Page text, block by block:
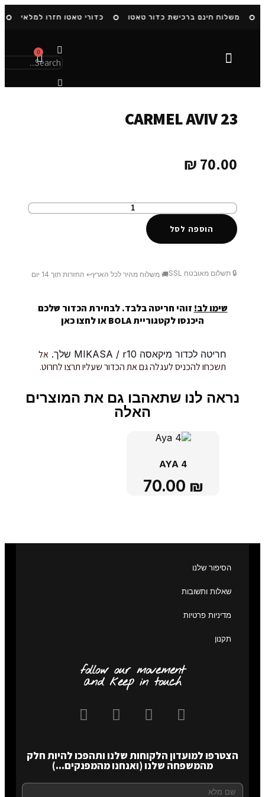
משלוח חינם ברכישת כדור טאטו כדורי טאטו חזרו למלאי
0
CARMEL AVIV 23
70.00
₪
הוספה לסל
🔒 תשלום מאובטח SSL 🚚 משלוח מהיר לכל הארץ↩️ החזרות תוך 14 יום
שימו לב! זוהי חריטה בלבד. לבחירת הכדור שלכם
היכנסו לקטגוריית BOLA או
לחצו כאן
חריטה לכדור מיקאסה MIKASA / r10 שלך.
אל
תשכחו להכניס לעגלה גם את הכדור שעליו תרצו לחרוט.
נראה לנו שתאהבו גם את המוצרים
האלה
AYA 4
70.00 ₪
הסיפור שלנו
שאלות ותשובות
מדיניות פרטיות
תקנון
follow our movement
and keep in touch
הצטרפו למועדון הלקוחות שלנו ותהפכו להיות חלק
מהמשפחה שלנו (ואנחנו מהמפנקים...)